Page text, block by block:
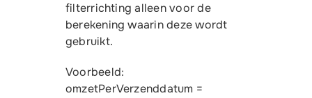
filterrichting alleen voor de
berekening waarin deze wordt
gebruikt.
Voorbeeld:
omzetPerVerzenddatum =